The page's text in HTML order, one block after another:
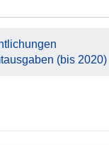
(bis 2020)